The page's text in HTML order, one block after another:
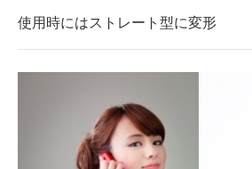
使用時にはストレート型に変形